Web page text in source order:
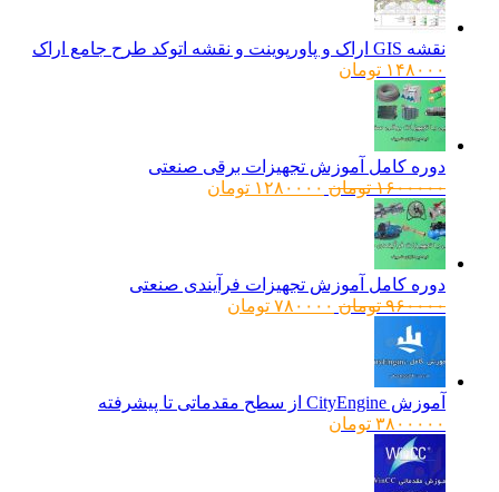
نقشه GIS اراک و پاورپوینت و نقشه اتوکد طرح جامع اراک
۱۴۸۰۰۰ تومان
دوره کامل آموزش تجهیزات برقی صنعتی
۱۶۰۰۰۰۰ تومانقیمت
۱۲۸۰۰۰۰ تومانقیمت
دوره کامل آموزش تجهیزات فرآیندی صنعتی
۹۶۰۰۰۰ تومانقیمت
۷۸۰۰۰۰ تومانقیمت
آموزش CityEngine از سطح مقدماتی تا پیشرفته
۳۸۰۰۰۰۰ تومان